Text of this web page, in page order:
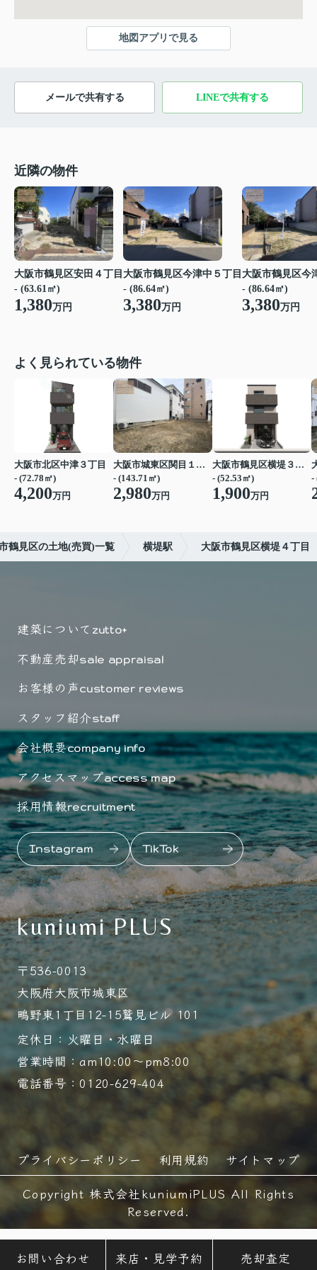
地図アプリで見る
メールで共有する LINEで共有する
近隣の物件
大阪市鶴見区安田４丁目
- (63.61㎡)
1,380万円
大阪市鶴見区今津中５丁目
- (86.64㎡)
3,380万円
大阪市鶴見区今
- (86.64㎡)
3,380万円
よく見られている物件
大阪市北区中津３丁目
- (72.78㎡)
4,200万円
大阪市城東区関目１丁目
- (143.71㎡)
2,980万円
大阪市鶴見区横堤３丁目
- (52.53㎡)
1,900万円
-
鶴見区の土地(売買)一覧 横堤駅 大阪市鶴見区横堤４丁目
建築について zutto+
不動産売却sale appraisal
お客様の声customer reviews
スタッフ紹介staff
会社概要company info
アクセスマップaccess map
採用情報recruitment
Instagram TikTok
kuniumi PLUS
〒536-0013
大阪府大阪市城東区
鴫野東1丁目12-15鷲見ビル 101
定休日：火曜日・水曜日
営業時間：am10:00～pm8:00
電話番号：0120-629-404
プライバシーポリシー 利用規約
サイトマップ
Copyright 株式会社kuniumiPLUS All Rights
Reserved.
お問い合わせ 来店・見学予約 売却査定